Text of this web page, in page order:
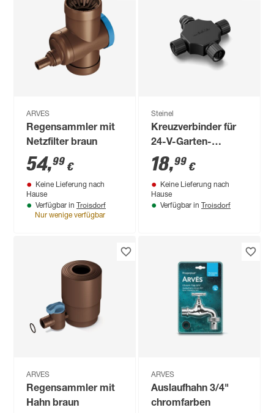
ARVES
Regensammler mit
Netzfilter braun
54,99 €
Keine Lieferung nach
Hause
Verfügbar in Troisdorf
Nur wenige verfügbar
Steinel
Kreuzverbinder für
24-V-Garten-
Lichtsystem
18,99 €
Keine Lieferung nach
Hause
Verfügbar in Troisdorf
ARVES
Regensammler mit
Hahn braun
ARVES
Auslaufhahn 3/4"
chromfarben